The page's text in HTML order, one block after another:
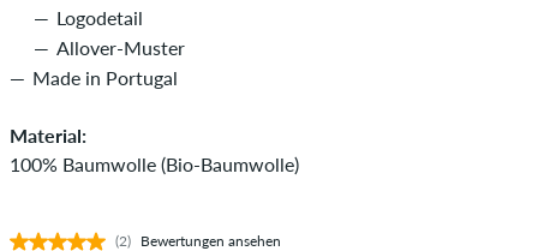
Logodetail
Allover-Muster
Made in Portugal
Material:
100% Baumwolle (Bio-Baumwolle)
(2) Bewertungen ansehen